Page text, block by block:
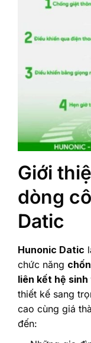
Giới
dòng
Datic
Hunonic Datic
chức năng
liên kết hệ
thiết kế sang
cao cùng giá
đến: